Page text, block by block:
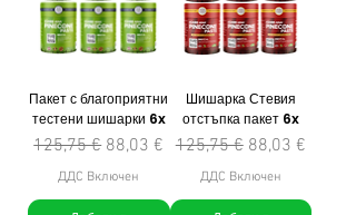
Пакет с благоприятни
тестени шишарки 6x
Редовна цена
125,75 € Продажна цена
88,03 €
ДДС Включен
Шишарка Стевия
отстъпка пакет 6x
Редовна цена
125,75 € Продажна
88,03 €
ДДС Включен